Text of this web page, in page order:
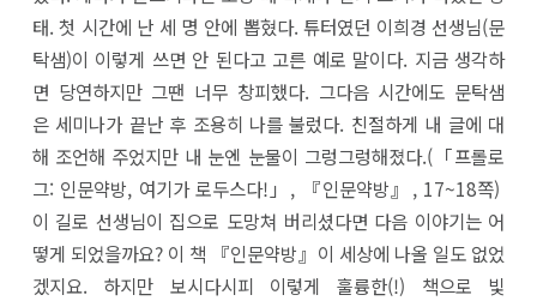
태. 첫 시간에 난 세 명 안에 뽑혔다. 튜터였던 이희경 선생님(문
탁샘)이 이렇게 쓰면 안 된다고 고른 예로 말이다. 지금 생각하
면 당연하지만 그땐 너무 창피했다. 그다음 시간에도 문탁샘
은 세미나가 끝난 후 조용히 나를 불렀다. 친절하게 내 글에 대
해 조언해 주었지만 내 눈엔 눈물이 그렁그렁해졌다.(「프롤로
그: 인문약방, 여기가 로두스다!」, 『인문약방』, 17~18쪽)
이 길로 선생님이 집으로 도망쳐 버리셨다면 다음 이야기는 어
떻게 되었을까요? 이 책 『인문약방』이 세상에 나올 일도 없었
겠지요. 하지만 보시다시피 이렇게 훌륭한(!) 책으로 빛